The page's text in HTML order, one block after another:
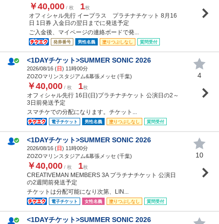
￥40,000 / 枚 1枚
オフィシャル先行 イープラス プラチナチケット 8月16
日 1日券 入金日の翌日までに発送予定
ご入金後、マイページの連絡ボードで発...
発券番号 男性名義 塗りつぶしなし 質問受付
<1DAYチケット>SUMMER SONIC 2026
2026/08/16 (日) 11時00分
ZOZOマリンスタジアム&幕張メッセ (千葉)
￥40,000 / 枚 1枚
オフィシャル先行 16日(日)プラチナチケット 公演日の2～
3日前発送予定
スマチケでの分配になります。チケット...
電子チケット 男性名義 塗りつぶしなし 質問受付
4
<1DAYチケット>SUMMER SONIC 2026
2026/08/16 (日) 11時00分
ZOZOマリンスタジアム&幕張メッセ (千葉)
￥40,000 / 枚 1枚
CREATIVEMAN MEMBERS 3A プラチナチケット 公演日
の2週間前発送予定
チケットは分配可能になり次第、LIN...
電子チケット 女性名義 塗りつぶしなし 質問受付
10
<1DAYチケット>SUMMER SONIC 2026